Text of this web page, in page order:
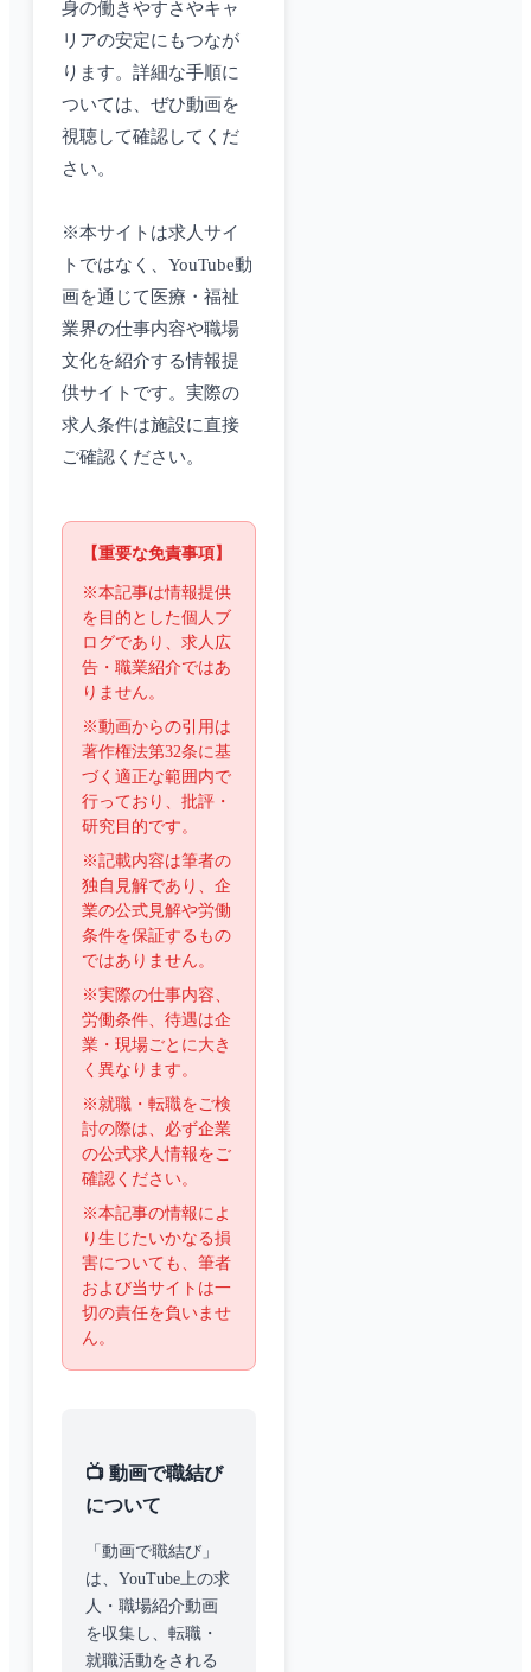
身の働きやすさやキャ
リアの安定にもつなが
ります。詳細な手順に
ついては、ぜひ動画を
視聴して確認してくだ
さい。
※本サイトは求人サイ
トではなく、YouTube動
画を通じて医療・福祉
業界の仕事内容や職場
文化を紹介する情報提
供サイトです。実際の
求人条件は施設に直接
ご確認ください。
【重要な免責事項】
※本記事は情報提供
を目的とした個人ブ
ログであり、求人広
告・職業紹介ではあ
りません。
※動画からの引用は
著作権法第32条に基
づく適正な範囲内で
行っており、批評・
研究目的です。
※記載内容は筆者の
独自見解であり、企
業の公式見解や労働
条件を保証するもの
ではありません。
※実際の仕事内容、
労働条件、待遇は企
業・現場ごとに大き
く異なります。
※就職・転職をご検
討の際は、必ず企業
の公式求人情報をご
確認ください。
※本記事の情報によ
り生じたいかなる損
害についても、筆者
および当サイトは一
切の責任を負いませ
ん。
📺 動画で職結び
について
「動画で職結び」
は、YouTube上の求
人・職場紹介動画
を収集し、転職・
就職活動をされる